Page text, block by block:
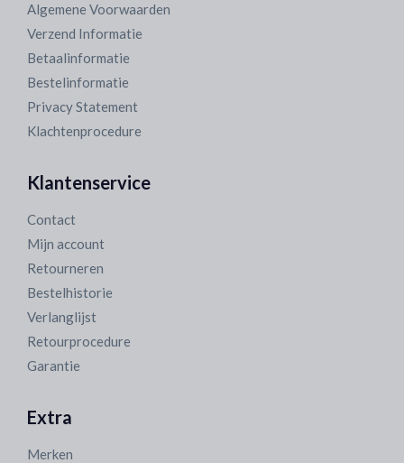
Algemene Voorwaarden
Verzend Informatie
Betaalinformatie
Bestelinformatie
Privacy Statement
Klachtenprocedure
Klantenservice
Contact
Mijn account
Retourneren
Bestelhistorie
Verlanglijst
Retourprocedure
Garantie
Extra
Merken